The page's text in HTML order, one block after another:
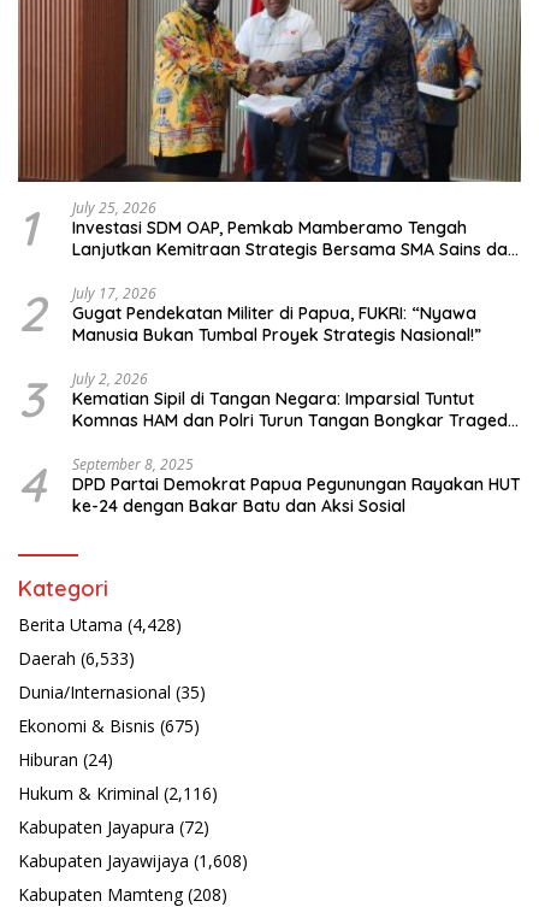
1 July 25, 2026
Investasi SDM OAP, Pemkab Mamberamo Tengah
Lanjutkan Kemitraan Strategis Bersama SMA Sains dan
2 July 17, 2026
Gugat Pendekatan Militer di Papua, FUKRI: “Nyawa
Manusia Bukan Tumbal Proyek Strategis Nasional!”
3 July 2, 2026
Kematian Sipil di Tangan Negara: Imparsial Tuntut
Komnas HAM dan Polri Turun Tangan Bongkar Tragedi
4 September 8, 2025
DPD Partai Demokrat Papua Pegunungan Rayakan HUT
ke-24 dengan Bakar Batu dan Aksi Sosial
Kategori
Berita Utama (4,428)
Daerah (6,533)
Dunia/Internasional (35)
Ekonomi & Bisnis (675)
Hiburan (24)
Hukum & Kriminal (2,116)
Kabupaten Jayapura (72)
Kabupaten Jayawijaya (1,608)
Kabupaten Mamteng(208)